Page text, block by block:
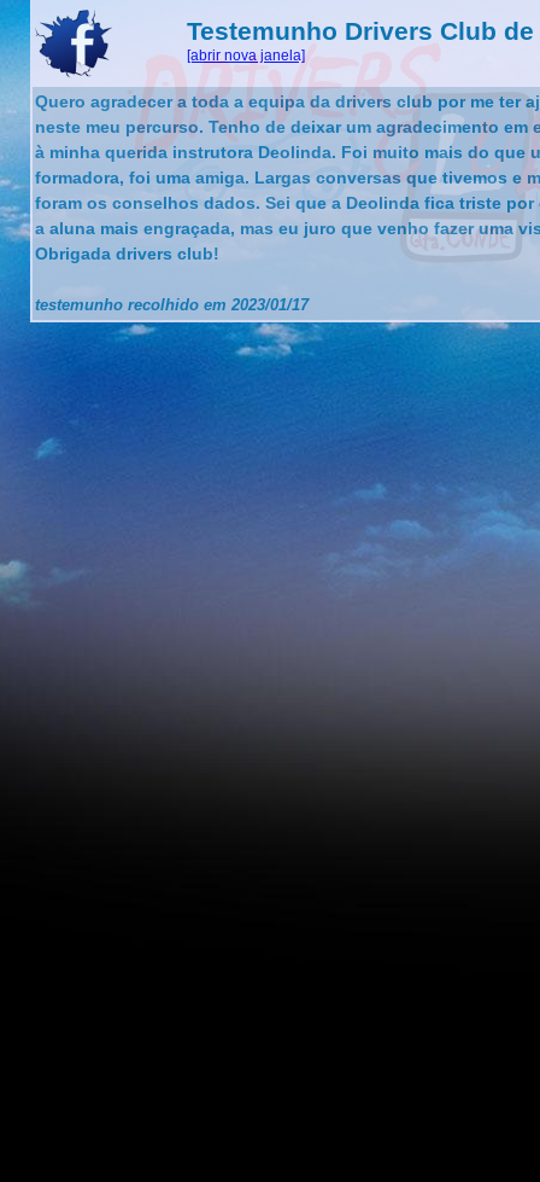
Testemunho Drivers Club
[abrir nova janela]
Quero agradecer a toda a equipa da drivers club por me ter
neste meu percurso. Tenho de deixar um agradecimento em
à minha querida instrutora Deolinda. Foi muito mais do que
formadora, foi uma amiga. Largas conversas que tivemos e
foram os conselhos dados. Sei que a Deolinda fica triste por
a aluna mais engraçada, mas eu juro que venho fazer uma
Obrigada drivers club!
testemunho recolhido em 2023/01/17